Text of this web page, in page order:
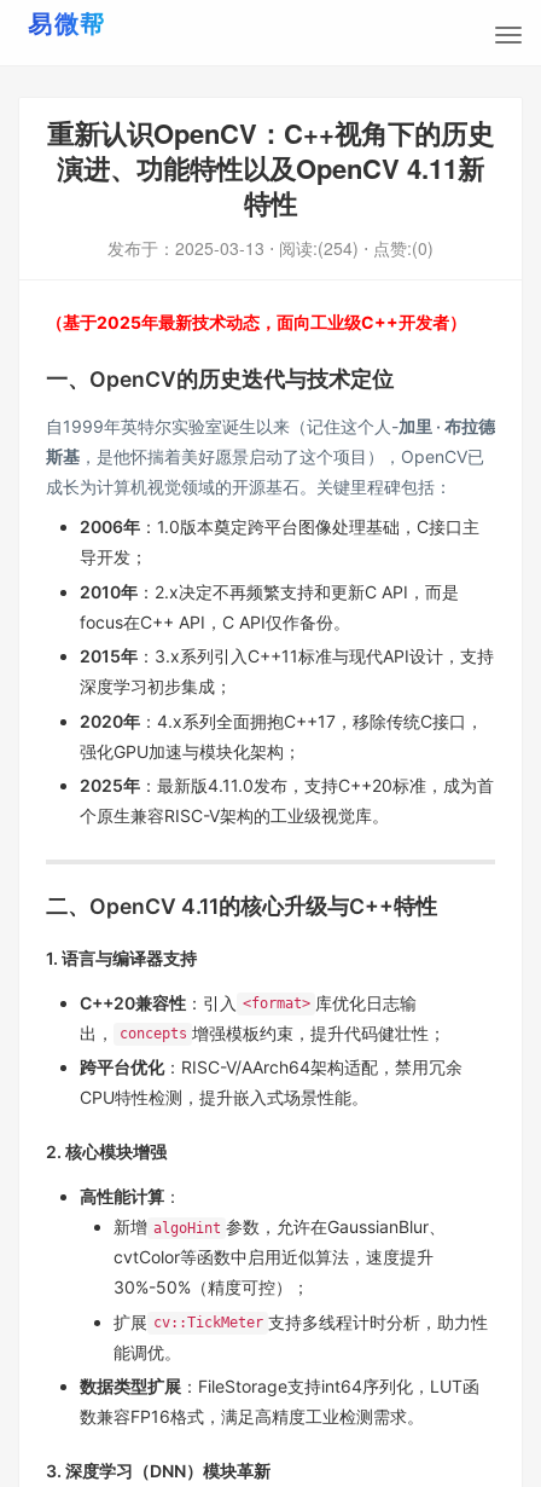
重新认识OpenCV：C++视角下的历史
演进、功能特性以及OpenCV 4.11新
特性
发布于： 2025-03-13 ⋅ 阅读:(254) ⋅ 点赞:(0)
（基于2025年最新技术动态，面向工业级C++开发者）
一、OpenCV的历史迭代与技术定位
自1999年英特尔实验室诞生以来（记住这个人-加里 · 布拉德
斯基 ，是他怀揣着美好愿景启动了这个项目），OpenCV已
成长为计算机视觉领域的开源基石。关键里程碑包括：
2006年 ：1.0版本奠定跨平台图像处理基础，C接口主
导开发；
2010年 ：2.x决定不再频繁支持和更新C API，而是
focus在C++ API，C API仅作备份。
2015年 ：3.x系列引入C++11标准与现代API设计，支持
深度学习初步集成；
2020年 ：4.x系列全面拥抱C++17，移除传统C接口，
强化GPU加速与模块化架构；
2025年 ：最新版4.11.0发布，支持C++20标准，成为首
个原生兼容RISC-V架构的工业级视觉库。
二、OpenCV 4.11的核心升级与C++特性
1. 语言与编译器支持
C++20兼容性 ：引入 <format> 库优化日志输
出，
concepts 增强模板约束，提升代码健壮性；
跨平台优化：RISC-V/AArch64架构适配，禁用冗余
CPU特性检测，提升嵌入式场景性能。
2. 核心模块增强
高性能计算 ：
新增 algoHint 参数，允许在GaussianBlur、
cvtColor等函数中启用近似算法，速度提升
30%-50%（精度可控）；
扩展 cv::TickMeter 支持多线程计时分析，助力性
能调优。
数据类型扩展 ：FileStorage支持int64序列化，LUT函
数兼容FP16格式，满足高精度工业检测需求。
3. 深度学习（DNN）模块革新